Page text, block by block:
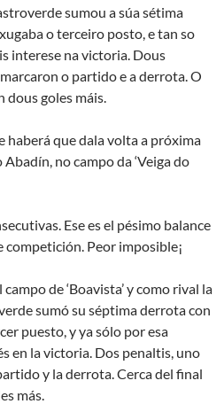
sumou a súa sétima
o terceiro posto, e tan so
interese na victoria. Dous
o partido e a derrota. O
dous goles máis.
haberá que dala volta a próxima
no campo da ‘Veiga do
Ese es el pésimo balance
competición. Peor imposible¡
de ‘Boavista’ y como rival la
sumó su séptima derrota con
puesto, y ya sólo por esa
en la victoria. Dos penaltis, uno
y la derrota. Cerca del final
más.